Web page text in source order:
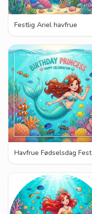
Festlig Ariel havfrue
Havfrue Fødselsdag Fest